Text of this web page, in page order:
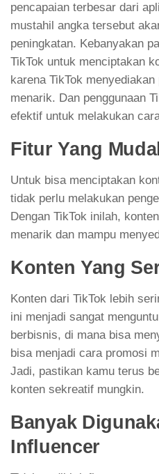
pencapaian terbesar dari
mustahil angka tersebut
peningkatan. Kebanyakan
TikTok untuk menciptakan
karena TikTok
menarik. Dan penggunaan
efektif untuk melakukan
Fitur Yang
Untuk bisa menciptakan
tidak perlu melakukan
Dengan TikTok inilah,
menarik dan mampu
Konten Yang
Konten dari TikTok lebih
ini menjadi sangat
berbisnis, di mana bisa
bisa menjadi cara promosi
Jadi, pastikan kamu terus
konten sekreatif mungkin.
Banyak
Influencer